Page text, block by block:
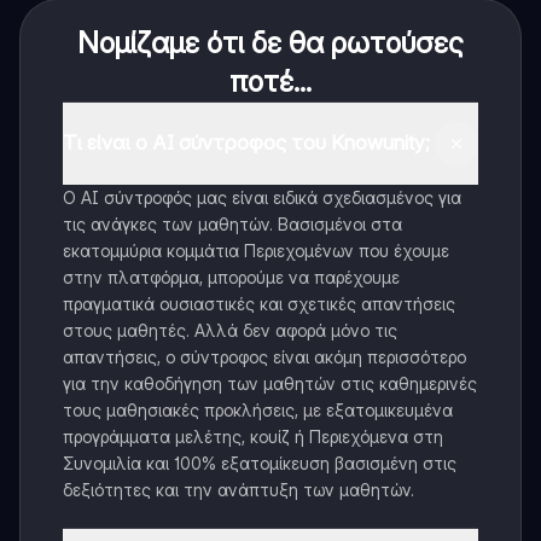
Νομίζαμε ότι δε θα ρωτούσες
ποτέ...
Ο AI σύντροφός μας είναι ειδικά σχεδιασμένος για
τις ανάγκες των μαθητών. Βασισμένοι στα
εκατομμύρια κομμάτια Περιεχομένων που έχουμε
στην πλατφόρμα, μπορούμε να παρέχουμε
πραγματικά ουσιαστικές και σχετικές απαντήσεις
στους μαθητές. Αλλά δεν αφορά μόνο τις
απαντήσεις, ο σύντροφος είναι ακόμη περισσότερο
για την καθοδήγηση των μαθητών στις καθημερινές
τους μαθησιακές προκλήσεις, με εξατομικευμένα
προγράμματα μελέτης, κουίζ ή Περιεχόμενα στη
Συνομιλία και 100% εξατομίκευση βασισμένη στις
δεξιότητες και την ανάπτυξη των μαθητών.